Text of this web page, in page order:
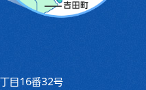
目16番32号